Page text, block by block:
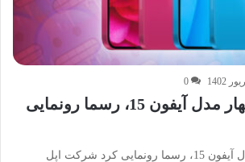
0
شرکت اپل از چهار مدل آیفون 15، رسما رونمایی
شرکت اپل از چهار مدل آیفون 15، رسما رونمایی کرد شرکت اپل